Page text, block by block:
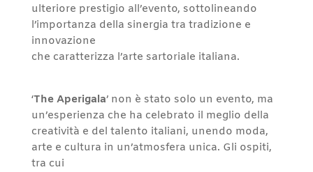
ulteriore prestigio all’evento, sottolineando
l’importanza della sinergia tra tradizione e
innovazione
che caratterizza l’arte sartoriale italiana.
‘The Aperigala’ non è stato solo un evento, ma
un’esperienza che ha celebrato il meglio della
creatività e del talento italiani, unendo moda,
arte e cultura in un’atmosfera unica. Gli ospiti,
tra cui